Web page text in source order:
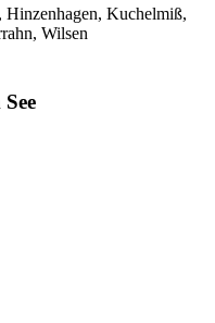
Hinzenhagen, Kuchelmiß,
Wilsen